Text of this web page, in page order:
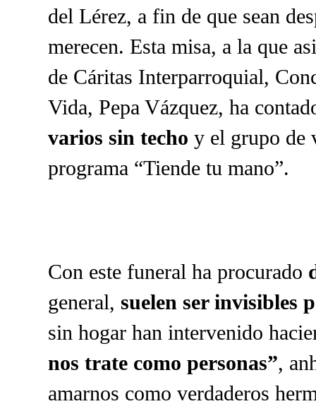
del Lérez, a fin de que sean
merecen. Esta misa, a la que
de Cáritas Interparroquial,
Vida, Pepa Vázquez, ha
varios sin techo y el grupo de
programa “Tiende tu mano”.
Con este funeral ha procurado
general, suelen ser invisibles
sin hogar han intervenido
nos trate como personas”,
amarnos como verdaderos